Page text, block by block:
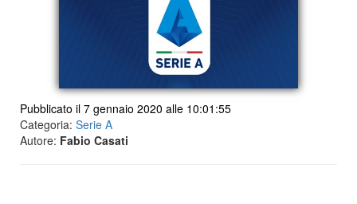
Pubblicato il 7 gennaio 2020 alle 10:01:55
Categoria: Serie A
Autore: Fabio Casati